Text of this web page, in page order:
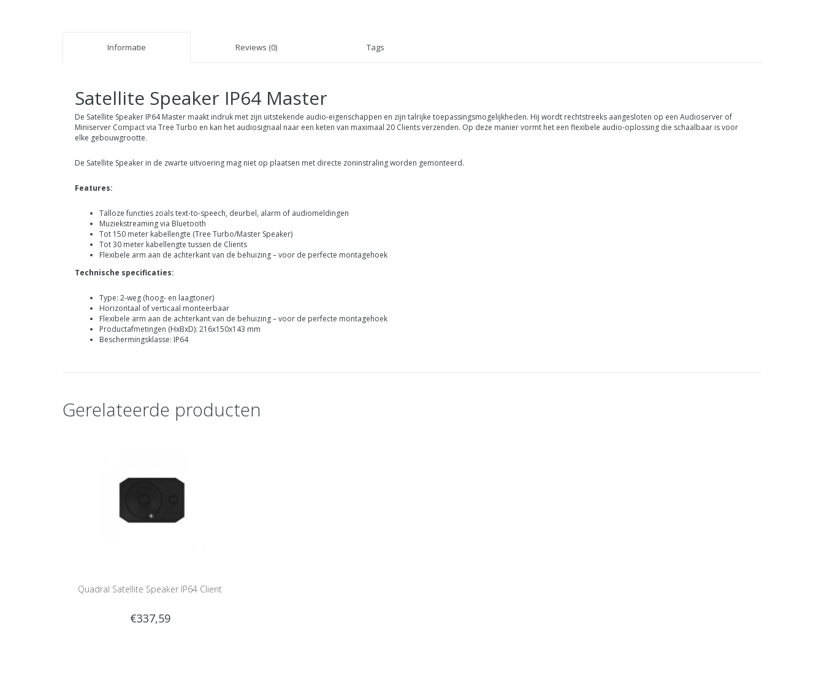
Informatie Reviews (0) Tags
Satellite Speaker IP64 Master
De Satellite Speaker IP64 Master maakt indruk met zijn uitstekende audio-eigenschappen en zijn talrijke toepassingsmogelijkheden. Hij wordt rechtstreeks aangesloten op een Audioserver of
Miniserver Compact via Tree Turbo en kan het audiosignaal naar een keten van maximaal 20 Clients verzenden. Op deze manier vormt het een flexibele audio-oplossing die schaalbaar is voor
elke gebouwgrootte.
De Satellite Speaker in de zwarte uitvoering mag niet op plaatsen met directe zoninstraling worden gemonteerd.
Features:
Talloze functies zoals text-to-speech, deurbel, alarm of audiomeldingen
Muziekstreaming via Bluetooth
Tot 150 meter kabellengte (Tree Turbo/Master Speaker)
Tot 30 meter kabellengte tussen de Clients
Flexibele arm aan de achterkant van de behuizing – voor de perfecte montagehoek
Technische specificaties:
Type: 2-weg (hoog- en laagtoner)
Horizontaal of verticaal monteerbaar
Flexibele arm aan de achterkant van de behuizing – voor de perfecte montagehoek
Productafmetingen (HxBxD): 216x150x143 mm
Beschermingsklasse: IP64
Gerelateerde producten
Quadral Satellite Speaker IP64 Client
€337,59